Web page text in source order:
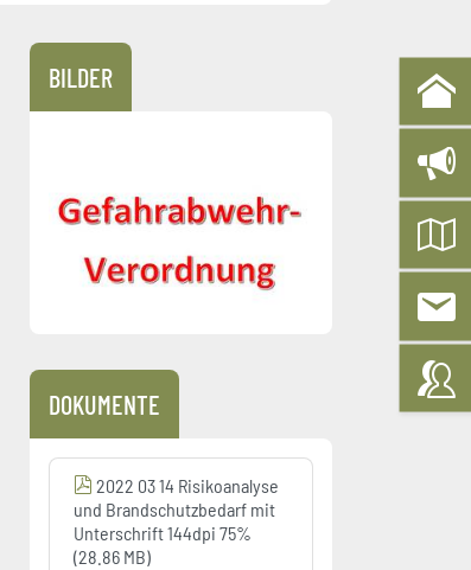
BILDER
DOKUMENTE
2022 03 14 Risikoanalyse
und Brandschutzbedarf mit
Unterschrift 144dpi 75%
(28.86 MB)